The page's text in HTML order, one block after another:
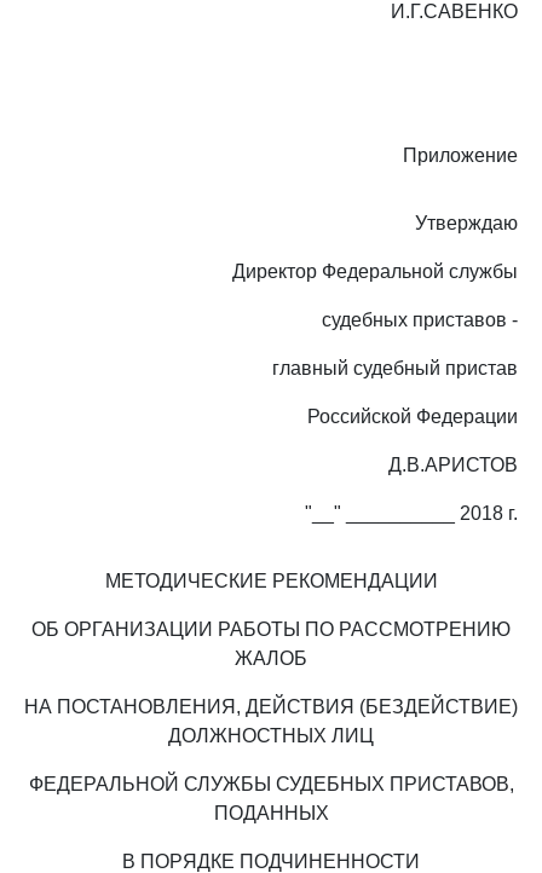
И.Г.САВЕНКО
Приложение
Утверждаю
Директор Федеральной службы
судебных приставов -
главный судебный пристав
Российской Федерации
Д.В.АРИСТОВ
"__" __________ 2018 г.
МЕТОДИЧЕСКИЕ РЕКОМЕНДАЦИИ
ОБ ОРГАНИЗАЦИИ РАБОТЫ ПО РАССМОТРЕНИЮ
ЖАЛОБ
НА ПОСТАНОВЛЕНИЯ, ДЕЙСТВИЯ (БЕЗДЕЙСТВИЕ)
ДОЛЖНОСТНЫХ ЛИЦ
ФЕДЕРАЛЬНОЙ СЛУЖБЫ СУДЕБНЫХ ПРИСТАВОВ,
ПОДАННЫХ
В ПОРЯДКЕ ПОДЧИНЕННОСТИ